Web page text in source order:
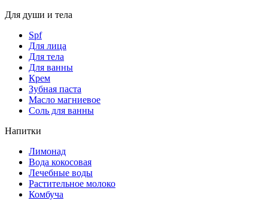
Для души и тела
Spf
Для лица
Для тела
Для ванны
Крем
Зубная паста
Масло магниевое
Соль для ванны
Напитки
Лимонад
Вода кокосовая
Лечебные воды
Растительное молоко
Комбуча